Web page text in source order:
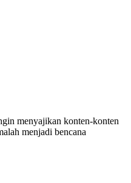
menyajikan konten-konten
menjadi bencana